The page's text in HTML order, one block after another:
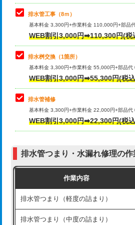
マス交換（深さ50㎝未満）
マス交換（深さ50㎝以上）
コンクリート斫り（厚さ10㎝まで）
コンクリート斫り（厚さ10㎝超え）
モルタル補修（厚さ10㎝まで）
モルタル補修（厚さ10㎝超え）
追加人工
※給水管工事は20mmまでの価格です
その他部品の脱着
交換・取付（タンク）
交換・取付(単水栓（壁付・デッキ
式）)
交換・取付(混合水栓（壁付・デッキ
式・ワンホール）)
交換・取付(排水栓・排水トラップ
交換・取付（その他部品）
持込商品取付（単水栓）
持込商品取付（混合水栓）
持込商品取付（浄水器・分岐水栓）
排水管工事（8ｍ）
基本料金 3,300円+作業料金 110,000円+部品
WEB割引3,000円➡110,300円(税
排水桝交換（1箇所）
基本料金 3,300円+作業料金 55,000円+部品代
WEB割引3,000円➡55,300円(税
排水管補修
基本料金 3,300円+作業料金 22,000円+部品代
WEB割引3,000円➡22,300円(税
排水管つまり・水漏れ修理の
作業内容
排水管つまり（軽度の詰まり）
排水管つまり（中度の詰まり）